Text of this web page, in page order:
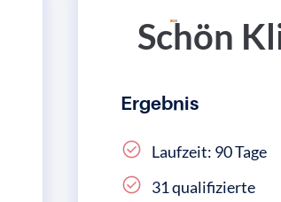
Schön
Ergebnis
Laufzeit: 90 Tage
31 qualifizierte